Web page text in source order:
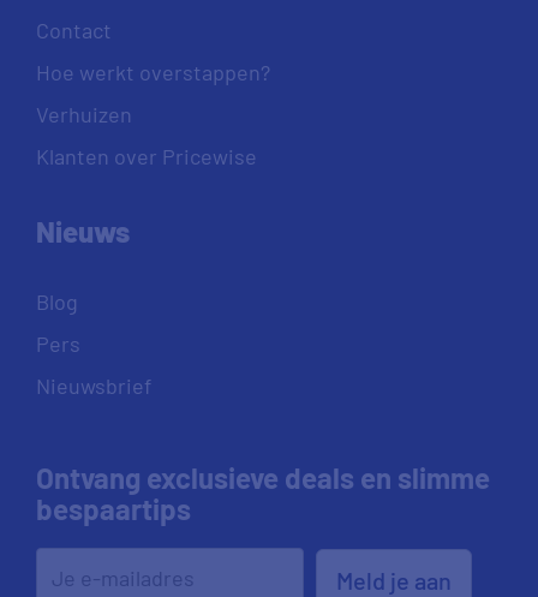
Contact
Hoe werkt overstappen?
Verhuizen
Klanten over Pricewise
Nieuws
Blog
Pers
Nieuwsbrief
Ontvang exclusieve deals en slimme
bespaartips
Meld je aan